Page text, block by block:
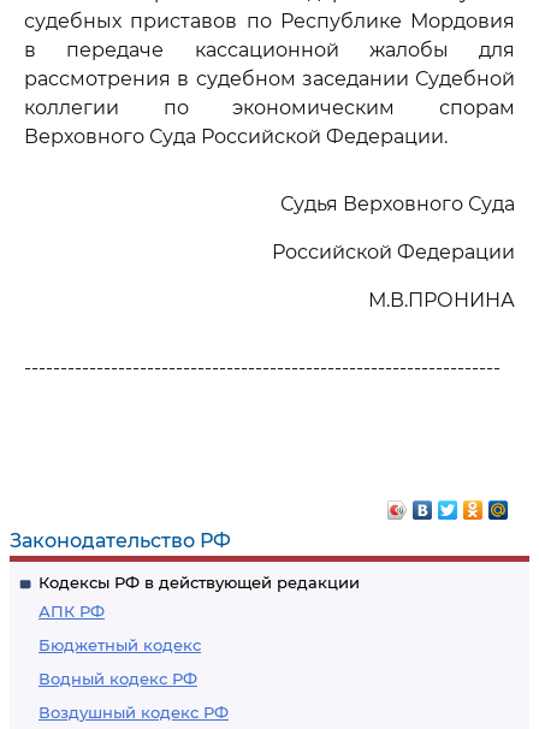
Законодательство РФ
Кодексы РФ в действующей редакции
АПК РФ
Бюджетный кодекс
Водный кодекс РФ
Воздушный кодекс РФ
судебных приставов по Республике Мордовия
в передаче кассационной жалобы для
рассмотрения в судебном заседании Судебной
коллегии по экономическим спорам
Верховного Суда Российской Федерации.
Судья Верховного Суда
Российской Федерации
М.В.ПРОНИНА
------------------------------------------------------------------